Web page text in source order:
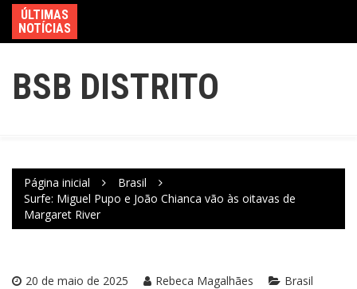
ÚLTIMAS
NOTÍCIAS
BSB DISTRITO
Página inicial
Brasil
Surfe: Miguel Pupo e João Chianca vão às oitavas de
Margaret River
20 de maio de 2025 Rebeca Magalhães Brasil